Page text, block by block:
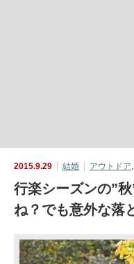
2015.9.29 結婚 アウトドア,
行楽シーズンの”
ね？でも意外な落